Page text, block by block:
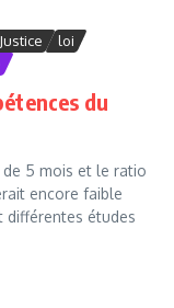
Justice
loi
du
de 5 mois et le ratio
encore faible
différentes études